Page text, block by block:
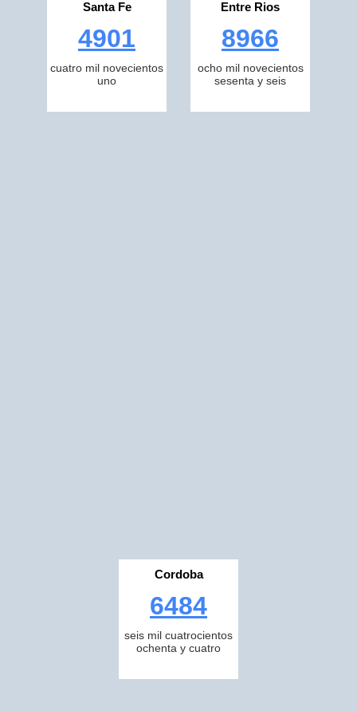
Santa Fe
4901
cuatro mil novecientos
uno
Entre Rios
8966
ocho mil novecientos
sesenta y seis
Cordoba
6484
seis mil cuatrocientos
ochenta y cuatro